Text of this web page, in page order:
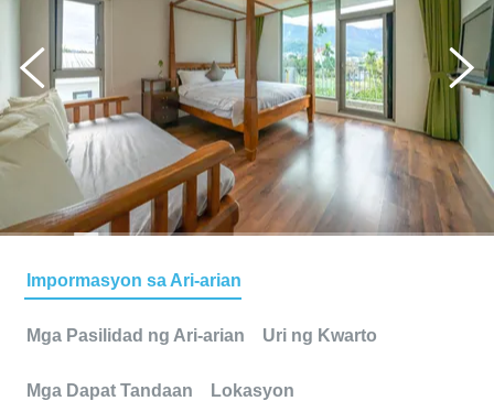
Impormasyon sa Ari-arian
Mga Pasilidad ng Ari-arian Uri ng Kwarto
Mga Dapat Tandaan Lokasyon